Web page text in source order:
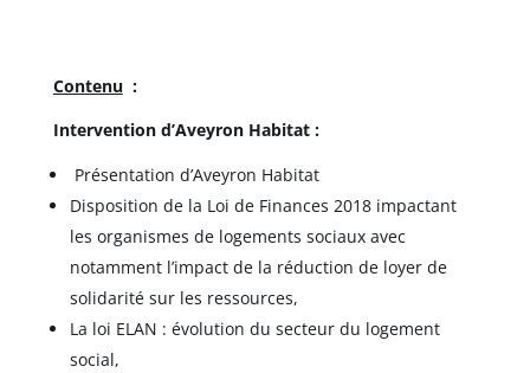
Contenu :
Intervention d’Aveyron Habitat :
Présentation d’Aveyron Habitat
Disposition de la Loi de Finances 2018 impactant
les organismes de logements sociaux avec
notamment l’impact de la réduction de loyer de
solidarité sur les ressources,
La loi ELAN : évolution du secteur du logement
social,